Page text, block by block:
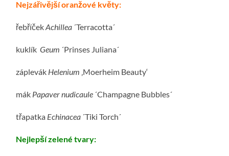
Nejzářivější oranžové květy:
řebříčekAchillea ´Terracotta´
kuklíkGeum ´Prinses Juliana´
záplevák Helenium ‚Moerheim Beauty‘
mák Papaver nudicaule ´Champagne Bubbles´
třapatka Echinacea ´Tiki Torch´
Nejlepší zelené tvary: